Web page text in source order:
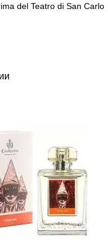
del Teatro di San Carlo